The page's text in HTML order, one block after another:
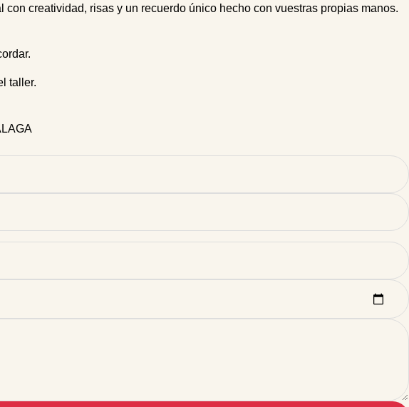
creatividad, risas y un recuerdo único hecho con vuestras propias manos.
taller.